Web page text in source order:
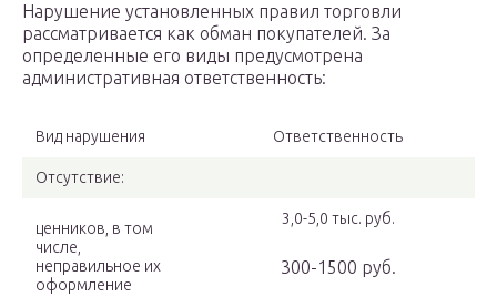
Нарушение установленных правил торговли
рассматривается как обман покупателей. За
определенные его виды предусмотрена
административная ответственность:
Вид нарушения Ответственность
Отсутствие:
ценников, в том
числе,
неправильное их
оформление
3,0-5,0 тыс. руб.
300-1500 руб.